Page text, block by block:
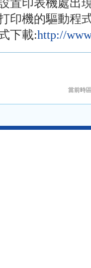
置印表機處出
印機的驅動程
下載:http://
當前時